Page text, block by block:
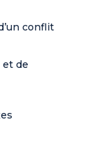
conflit
de